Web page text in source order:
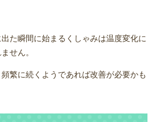
た瞬間に始まるくしゃみは温度変化に
せん。
繁に続くようであれば改善が必要かも